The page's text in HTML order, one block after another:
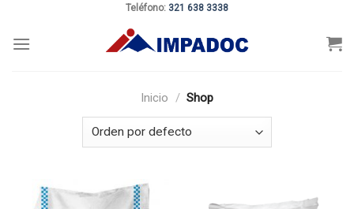
content
Teléfono: 321 638 3338
Inicio / Shop